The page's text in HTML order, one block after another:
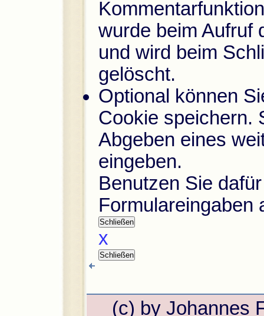
wurde beim Aufruf
und wird beim
gelöscht.
Optional können
Cookie speichern.
Abgeben eines
eingeben.
Benutzen Sie
Formulareingaben
x
(c) by Johannes